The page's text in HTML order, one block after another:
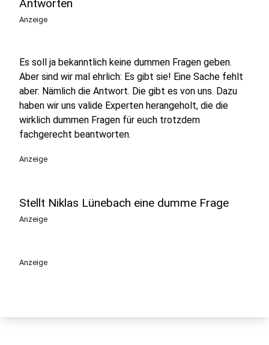
Antworten
Anzeige
Es soll ja bekanntlich keine dummen Fragen geben.
Aber sind wir mal ehrlich: Es gibt sie! Eine Sache fehlt
aber: Nämlich die Antwort. Die gibt es von uns. Dazu
haben wir uns valide Experten herangeholt, die die
wirklich dummen Fragen für euch trotzdem
fachgerecht beantworten.
Anzeige
Stellt Niklas Lünebach eine dumme Frage
Anzeige
Anzeige